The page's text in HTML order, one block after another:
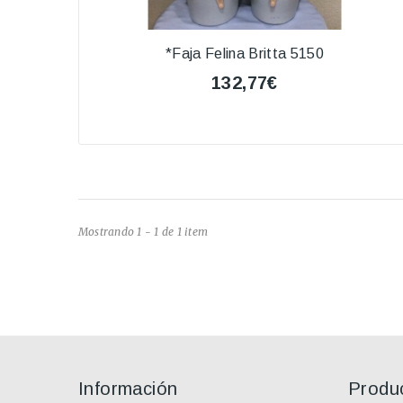
*Faja Felina Britta 5150
132,77€
Mostrando 1 - 1 de 1 item
Información